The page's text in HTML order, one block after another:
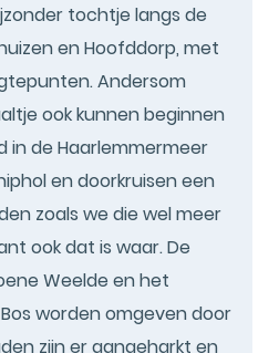
tochtje langs de
en Hoofddorp, met
Andersom
ook kunnen beginnen
in de Haarlemmermeer
en doorkruisen een
zoals we die wel meer
ook dat is waar. De
Weelde en het
worden omgeven door
zijn er aangeharkt en